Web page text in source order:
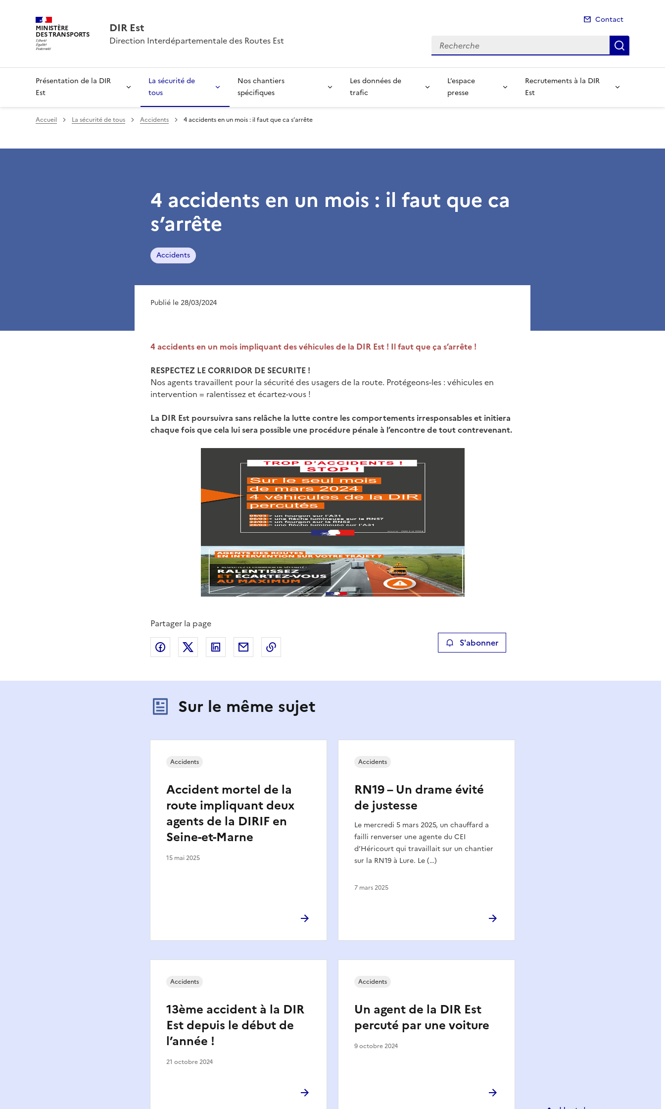
MINISTÈRE
DES TRANSPORTS DIR Est
Direction Interdépartementale des Routes Est
Contact
Recherche
Présentation de la DIR
Est
La sécurité de
tous
Nos chantiers
spécifiques
Les données de
trafic
L’espace
presse
Recrutements à la DIR
Est
Accueil La sécurité de tous Accidents 4 accidents en un mois : il faut que ca s’arrête
4 accidents en un mois : il faut que ca
s’arrête
Accidents
Publié le 28/03/2024
4 accidents en un mois impliquant des véhicules de la DIR Est ! Il faut que ça s’arrête !
RESPECTEZ LE CORRIDOR DE SECURITE !
Nos agents travaillent pour la sécurité des usagers de la route. Protégeons-les : véhicules en
intervention = ralentissez et écartez-vous !
La DIR Est poursuivra sans relâche la lutte contre les comportements irresponsables et initiera
chaque fois que cela lui sera possible une procédure pénale à l’encontre de tout contrevenant.
Partager la page
Partager sur Facebook
Partager sur XPartager sur LinkedIn
Partager par emailCopier le lien de la page dans le presse-papier S'abonner
Sur le même sujet
Accident mortel de la
route impliquant deux
agents de la DIRIF en
Seine-et-Marne
Accidents
15 mai 2025
RN19 – Un drame évité
de justesse
Le mercredi 5 mars 2025, un chauffard a
failli renverser une agente du CEI
d’Héricourt qui travaillait sur un chantier
sur la RN19 à Lure. Le (…)
Accidents
7 mars 2025
13ème accident à la DIR
Est depuis le début de
l’année !
Accidents
21 octobre 2024
Un agent de la DIR Est
percuté par une voiture
Accidents
9 octobre 2024